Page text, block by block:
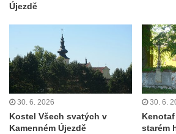
Kenotaf Alfreda Langa na hřbitově v
u Pěnčína
Kenotaf Emila Posselta na hřbitově v
Krásné u Pěnčína
Kenotaf Edmunda Andera na hřbitově v
Krásné u Pěnčína
Újezdě
30. 6. 2026
Kostel Všech svatých v
Kamenném Újezdě
30. 6.
starém